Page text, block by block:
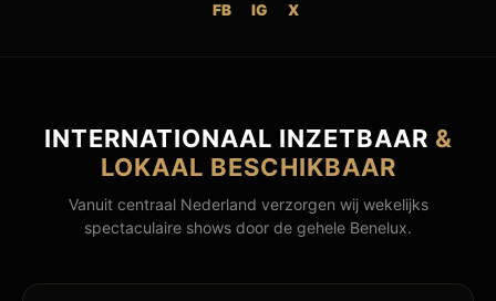
FB IG X
INTERNATIONAAL INZETBAAR &
LOKAAL BESCHIKBAAR
Vanuit centraal Nederland verzorgen wij wekelijks
spectaculaire shows door de gehele Benelux.